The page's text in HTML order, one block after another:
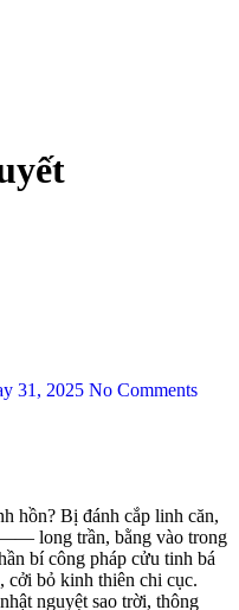
31, 2025 No Comments
long trần, bằng vào trong
bí công pháp cửu tinh bá
cởi bỏ kinh thiên chi cục.
nguyệt sao trời, thông